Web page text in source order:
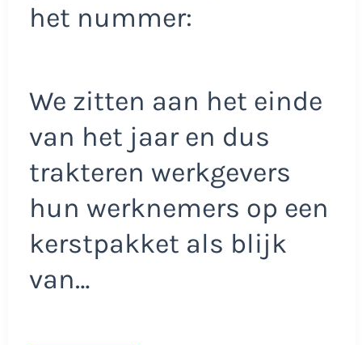
het nummer:
We zitten aan het einde
van het jaar en dus
trakteren werkgevers
hun werknemers op een
kerstpakket als blijk
van…